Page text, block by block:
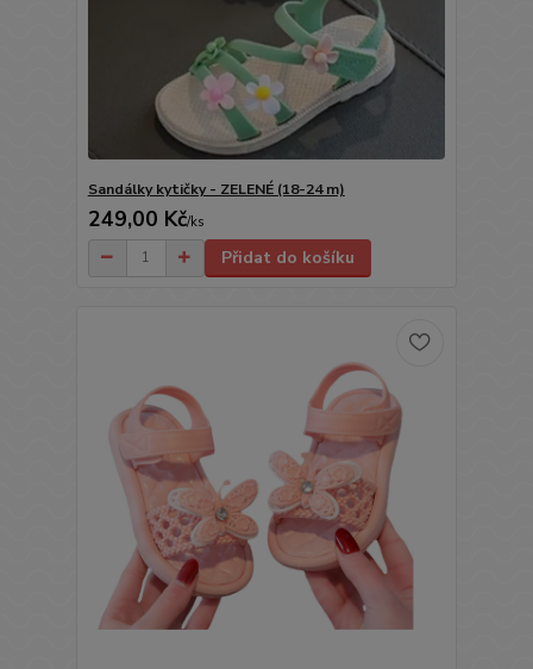
Sandálky kytičky - ZELENÉ (18-24 m)
249,00 Kč/ks
Přidat do košíku